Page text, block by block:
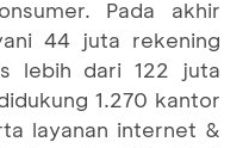
Pada akhir
44 juta rekening
lebih dari 122 juta
1.270 kantor
layanan internet &